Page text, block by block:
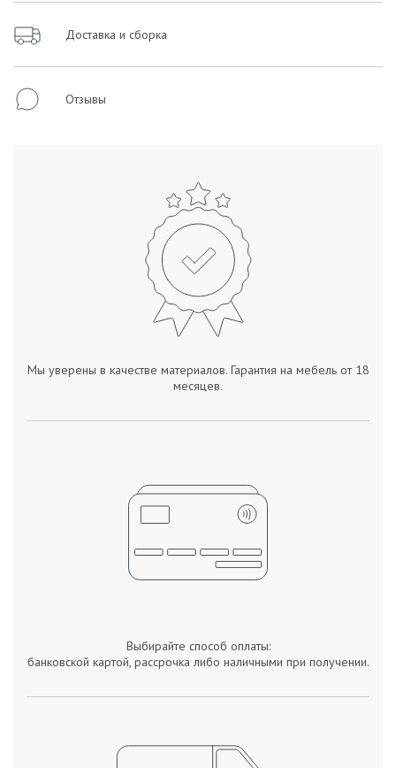
Доставка и сборка
Отзывы
Мы уверены в качестве материалов. Гарантия на мебель от 18
месяцев.
Выбирайте способ оплаты:
банковской картой, рассрочка либо наличными при получении.